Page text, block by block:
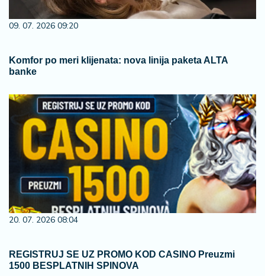
09. 07. 2026 09:20
Komfor po meri klijenata: nova linija paketa ALTA
banke
20. 07. 2026 08:04
REGISTRUJ SE UZ PROMO KOD CASINO Preuzmi
1500 BESPLATNIH SPINOVA